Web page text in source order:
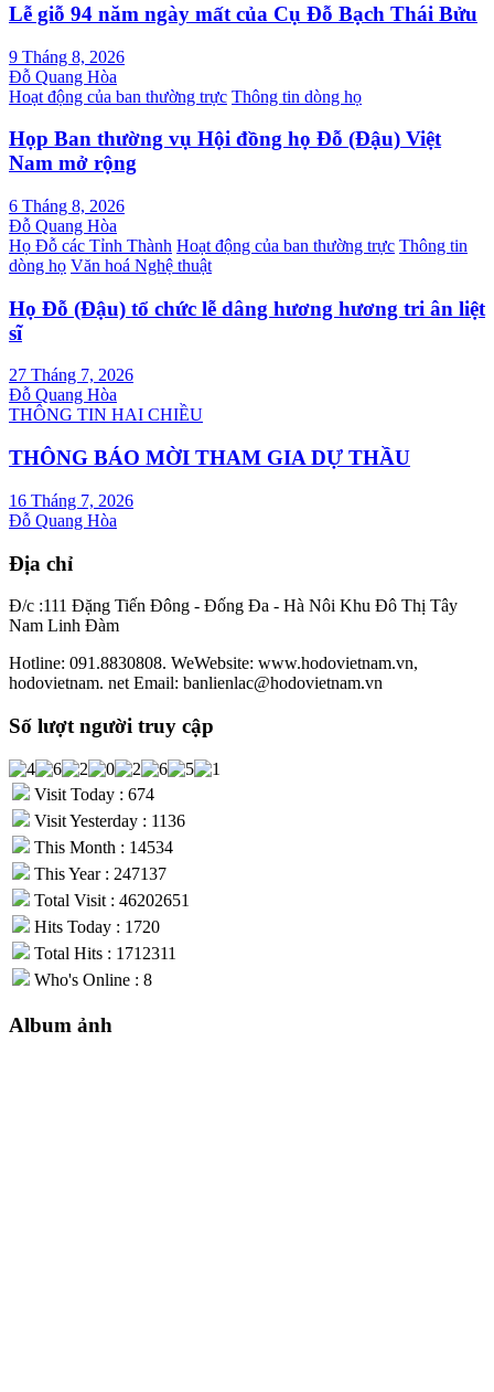
Lễ giỗ 94 năm ngày mất của Cụ Đỗ Bạch Thái Bửu
9 Tháng 8, 2026
Đỗ Quang Hòa
Hoạt động của ban thường trực Thông tin dòng họ
Họp Ban thường vụ Hội đồng họ Đỗ (Đậu) Việt
Nam mở rộng
6 Tháng 8, 2026
Đỗ Quang Hòa
Họ Đỗ các Tỉnh Thành Hoạt động của ban thường trực Thông tin
dòng họ Văn hoá Nghệ thuật
Họ Đỗ (Đậu) tổ chức lễ dâng hương hương tri ân liệt
sĩ
27 Tháng 7, 2026
Đỗ Quang Hòa
THÔNG TIN HAI CHIỀU
THÔNG BÁO MỜI THAM GIA DỰ THẦU
16 Tháng 7, 2026
Đỗ Quang Hòa
Địa chỉ
Đ/c :111 Đặng Tiến Đông - Đống Đa - Hà Nôi Khu Đô Thị Tây
Nam Linh Đàm
Hotline: 091.8830808. WeWebsite: www.hodovietnam.vn,
hodovietnam. net Email: banlienlac@hodovietnam.vn
Số lượt người truy cập
Visit Today : 674
Visit Yesterday : 1136
This Month : 14534
This Year : 247137
Total Visit : 46202651
Hits Today : 1720
Total Hits : 1712311
Who's Online : 8
Album ảnh